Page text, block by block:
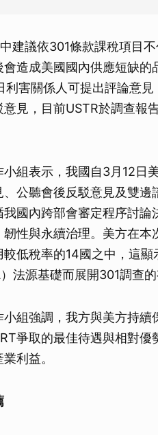
建議依301條款課稅項目
會造成美國國內供應短缺
利害關係人可提出評論意
意見，目前USTR於調查報
小組表示，我國自3月12日
公聽會後反駁意見及雙
我國內跨部會審定程序討
韌性與永續治理。美方在
低稅率的14國之中，這
法源基礎而展開301調查的
小組強調，我方與美方持
爭取的最佳待遇與相對
利益。